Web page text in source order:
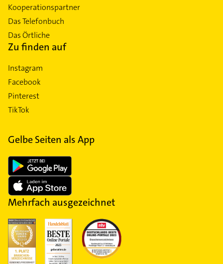
Kooperationspartner
Das Telefonbuch
Das Örtliche
Zu finden auf
Instagram
Facebook
Pinterest
TikTok
Gelbe Seiten als App
Mehrfach ausgezeichnet